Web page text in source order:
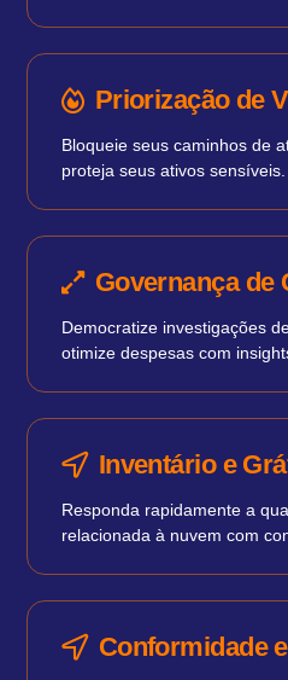
Priorização de
Bloqueie seus caminhos de
proteja seus ativos sensíveis.
Governança de
Democratize investigações
otimize despesas com
Inventário e
Responda rapidamente a
relacionada à nuvem com
Conformidade